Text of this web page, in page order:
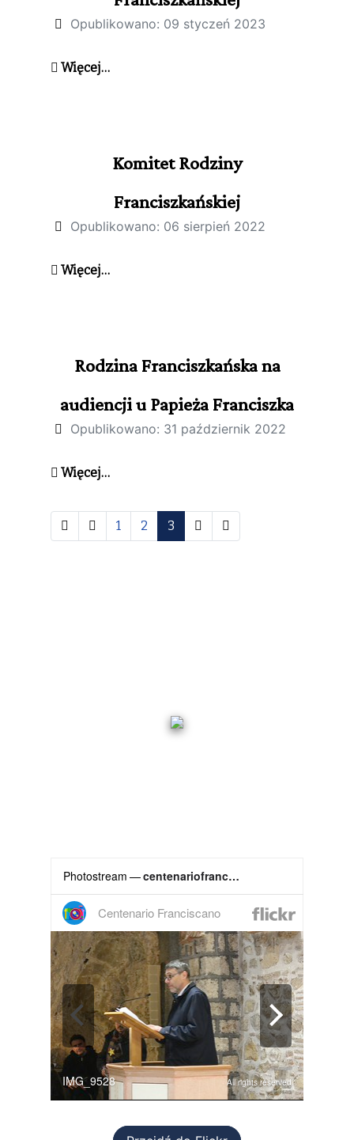
Opublikowano: 09 styczeń 2023
Więcej…
Komitet Rodziny
Franciszkańskiej
Opublikowano: 06 sierpień 2022
Więcej…
Rodzina Franciszkańska na
audiencji u Papieża Franciszka
Opublikowano: 31 październik 2022
Więcej…
1 2 3